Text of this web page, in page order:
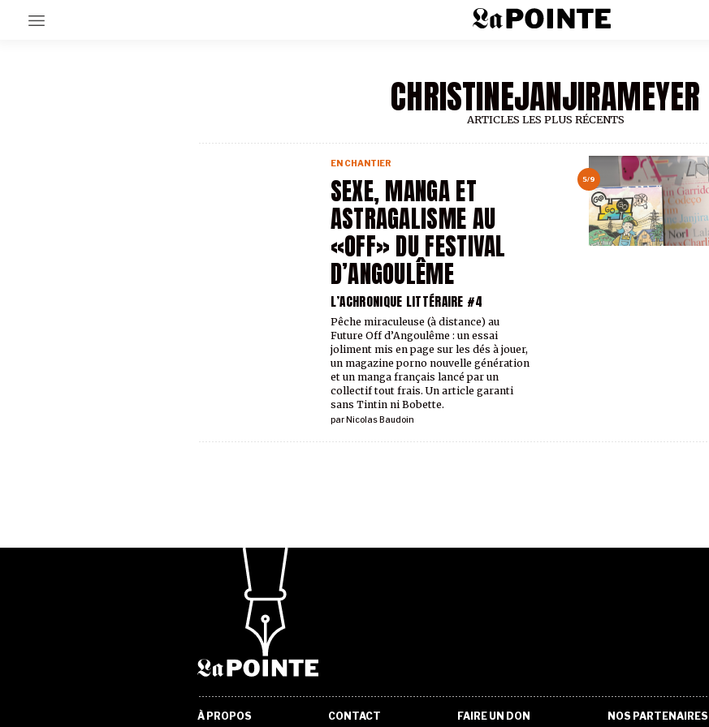
CHRISTINEJANJIRAMEYER
ARTICLES LES PLUS RÉCENTS
5/9
SEXE, MANGA ET
ASTRAGALISME AU
«OFF» DU FESTIVAL
D’ANGOULÊME
L’ACHRONIQUE LITTÉRAIRE #4
EN CHANTIER
par Nicolas Baudoin
Pêche miraculeuse (à distance) au
Future Off d’Angoulême : un essai
joliment mis en page sur les dés à jouer,
un magazine porno nouvelle génération
et un manga français lancé par un
collectif tout frais. Un article garanti
sans Tintin ni Bobette.
À PROPOS CONTACT FAIRE UN DON NOS PARTENAIRES